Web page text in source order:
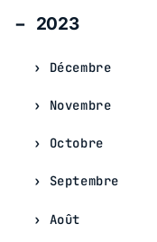
2023
Décembre
Novembre
Octobre
Septembre
Août